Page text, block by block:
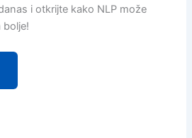
i otkrijte kako NLP može
bolje!